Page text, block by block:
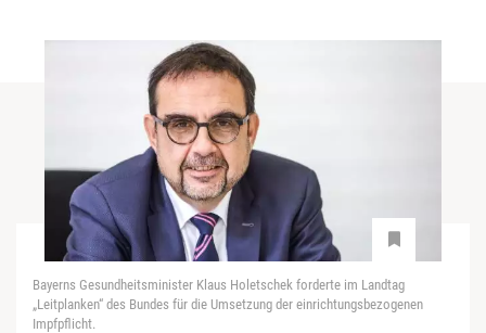
Bayerns Gesundheitsminister Klaus Holetschek forderte im Landtag
„Leitplanken“ des Bundes für die Umsetzung der einrichtungsbezogenen
Impfpflicht.